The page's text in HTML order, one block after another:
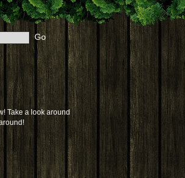
Take a look around